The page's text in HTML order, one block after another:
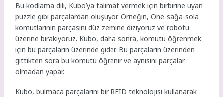
Bu kodlama dili, Kubo’ya talimat vermek için birbirine uyan
puzzle gibi parçalardan oluşuyor. Örneğin, Öne-sağa-sola
komutlarının parçasını düz zemine diziyoruz ve robotu
üzerine bırakıyoruz. Kubo, daha sonra, komutu öğrenmek
için bu parçaların üzerinde gider. Bu parçaların üzerinden
gittikten sora bu komutu öğrenir ve aynısını parçalar
olmadan yapar.
Kubo, bulmaca parçalarını bir RFID teknolojisi kullanarak